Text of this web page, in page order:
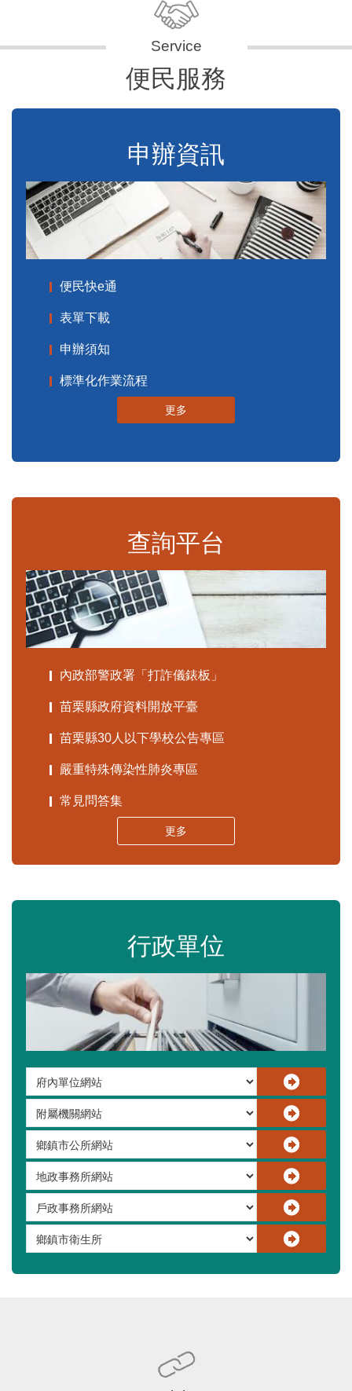
便民服務
申辦資訊
便民快e通
表單下載
申辦須知
標準化作業流程
更多
查詢平台
內政部警政署「打詐儀錶板」
苗栗縣政府資料開放平臺
苗栗縣30人以下學校公告專區
嚴重特殊傳染性肺炎專區
常見問答集
更多
行政單位